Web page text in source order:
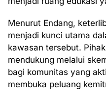
Menurut Endang,
menjadi kunci utama
kawasan tersebut.
mendukung melalui
bagi komunitas yang
membuka peluang